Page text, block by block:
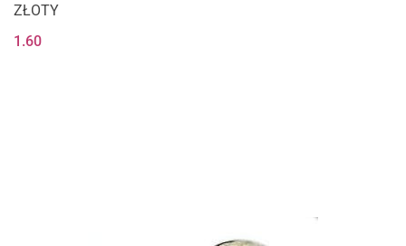
ZŁOTY
1.60